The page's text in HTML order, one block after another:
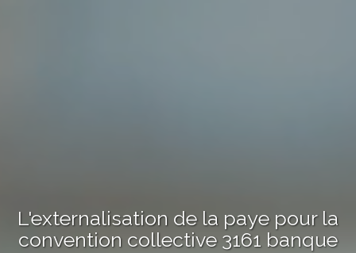
L'externalisation de la paye pour la
convention collective 3161 banque